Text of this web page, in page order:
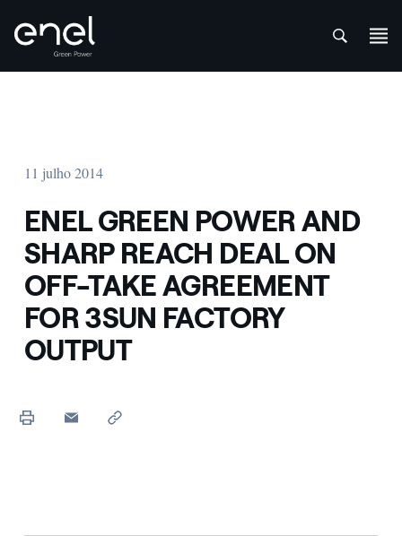
11 julho 2014
ENEL GREEN POWER AND
SHARP REACH DEAL ON
OFF-TAKE AGREEMENT
FOR 3SUN FACTORY
OUTPUT